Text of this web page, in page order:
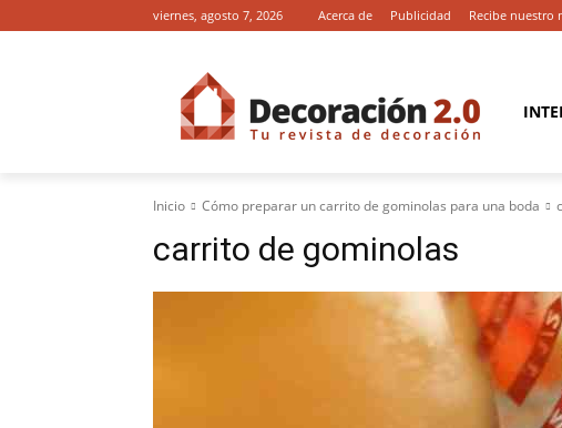
viernes, agosto 7, 2026 Acerca de Publicidad Recibe nuestro
Inicio Cómo preparar un carrito de gominolas para una boda
carrito de gominolas